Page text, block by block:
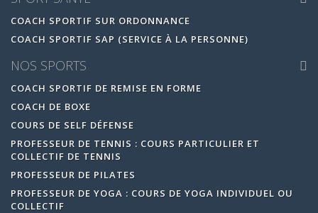
COACH SPORTIF SUR ORDONNANCE
COACH SPORTIF SAP (SERVICE À LA PERSONNE)
NOS SPORTS
COACH SPORTIF DE REMISE EN FORME
COACH DE BOXE
COURS DE SELF DÉFENSE
PROFESSEUR DE TENNIS : COURS PARTICULIER ET
COLLECTIF DE TENNIS
PROFESSEUR DE PILATES
PROFESSEUR DE YOGA : COURS DE YOGA INDIVIDUEL OU
COLLECTIF